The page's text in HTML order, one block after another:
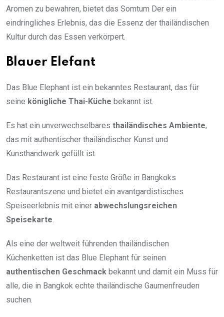
Aromen zu bewahren, bietet das Somtum Der ein
eindringliches Erlebnis, das die Essenz der thailändischen
Kultur durch das Essen verkörpert.
Blauer Elefant
Das Blue Elephant ist ein bekanntes Restaurant, das für
seine königliche Thai-Küche bekannt ist.
Es hat ein unverwechselbares thailändisches Ambiente,
das mit authentischer thailändischer Kunst und
Kunsthandwerk gefüllt ist.
Das Restaurant ist eine feste Größe in Bangkoks
Restaurantszene und bietet ein avantgardistisches
Speiseerlebnis mit einer abwechslungsreichen
Speisekarte
Als eine der weltweit führenden thailändischen
Küchenketten ist das Blue Elephant für seinen
authentischen Geschmack bekannt und damit ein Muss für
alle, die in Bangkok echte thailändische Gaumenfreuden
suchen.